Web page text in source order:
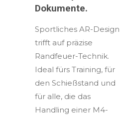
Dokumente.
Sportliches AR-Design
trifft auf präzise
Randfeuer-Technik.
Ideal fürs Training, für
den Schießstand und
für alle, die das
Handling einer M4-